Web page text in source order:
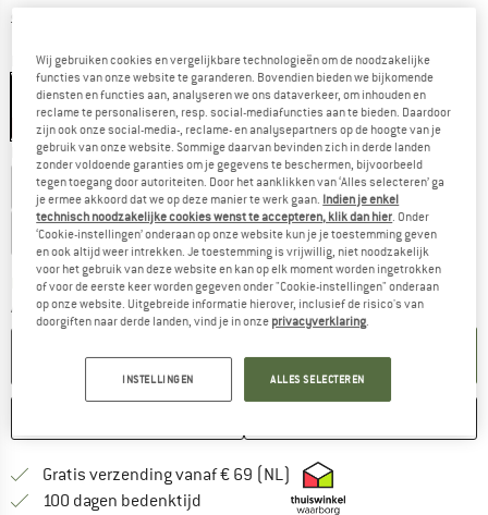
Kleur:BF Red
BF Red
-40%
Kies een maat:
30 cm 50 cm 75 cm 100 cm 150 cm
200 cm
Levertijd: 3-5 werkdagenDe link wordt geopend in een infovak en bevat
Aantal:
IN DE WINKELMAND
Gratis verzending vanaf € 69 (NL) Vind hier de
100 dagen bedenktijd Vind de betalingsinformatie hier!
Wij gebruiken cookies en vergelijkbare technologieën om de noodzakelijke
functies van onze website te garanderen. Bovendien bieden we bijkomende
diensten en functies aan, analyseren we ons dataverkeer, om inhouden en
reclame te personaliseren, resp. social-mediafuncties aan te bieden. Daardoor
zijn ook onze social-media-, reclame- en analysepartners op de hoogte van je
gebruik van onze website. Sommige daarvan bevinden zich in derde landen
zonder voldoende garanties om je gegevens te beschermen, bijvoorbeeld
tegen toegang door autoriteiten. Door het aanklikken van ‘Alles selecteren’ ga
je ermee akkoord dat we op deze manier te werk gaan. Indien je enkel
technisch noodzakelijke cookies wenst te accepteren, klik dan hier . Onder
‘Cookie-instellingen’ onderaan op onze website kun je je toestemming geven
en ook altijd weer intrekken. Je toestemming is vrijwillig, niet noodzakelijk
voor het gebruik van deze website en kan op elk moment worden ingetrokken
of voor de eerste keer worden gegeven onder "Cookie-instellingen" onderaan
op onze website. Uitgebreide informatie hierover, inclusief de risico's van
doorgiften naar derde landen, vind je in onze privacyverklaring
INSTELLINGEN ALLES SELECTEREN